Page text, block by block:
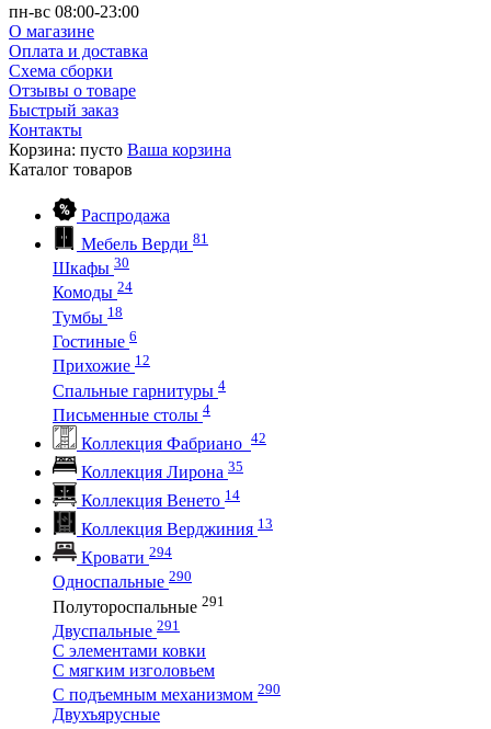
пн-вс 08:00-23:00
О магазине
Оплата и доставка
Схема сборки
Отзывы о товаре
Быстрый заказ
Контакты
Корзина: пусто Ваша корзина
Каталог товаров
Распродажа
Мебель Верди 81
Шкафы 30
Комоды 24
Тумбы 18
Гостиные 6
Прихожие 12
Спальные гарнитуры 4
Письменные столы 4
Коллекция Фабриано 42
Коллекция Лирона 35
Коллекция Венето 14
Коллекция Верджиния 13
Кровати 294
Односпальные 290
Полутороспальные 291
Двуспальные 291
С элементами ковки
С мягким изголовьем
С подъемным механизмом 290
Двухъярусные